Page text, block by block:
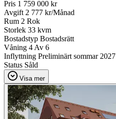
Pris 1 759 000 kr
Avgift 2 777 kr/Månad
Rum 2 Rok
Storlek 33 kvm
Bostadstyp Bostadsrätt
Våning 4 Av 6
Inflyttning Preliminärt sommar 2027
Status Såld
Visa mer